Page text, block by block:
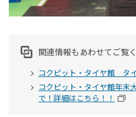
関連情報もあわせてご覧
コクピット・タイヤ館 タ
コクピット・タイヤ館年末
で！詳細はこちら！！